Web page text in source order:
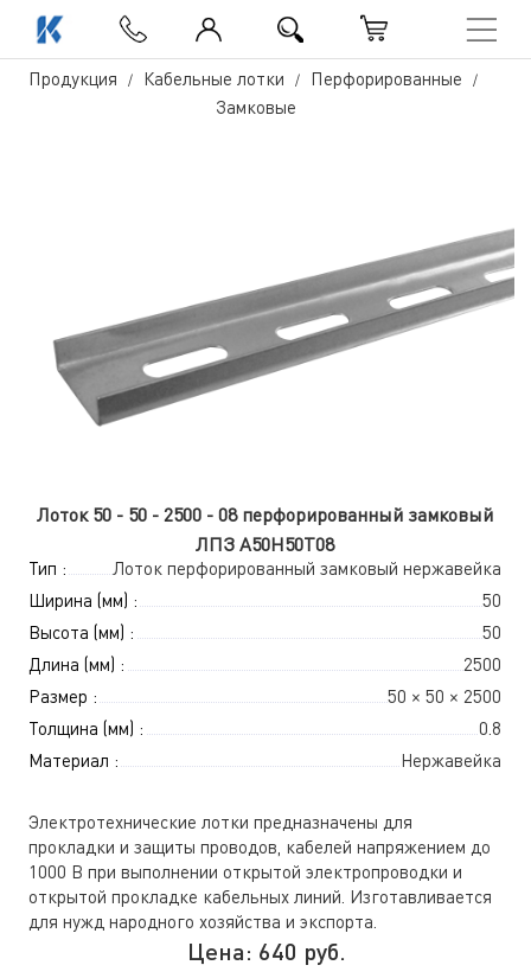
Продукция Кабельные лотки
Перфорированные
Замковые
Лоток 50 - 50 - 2500 - 08 перфорированный замковый
ЛПЗ A50Н50Т08
Тип :
Лоток перфорированный замковый нержавейка
Ширина (мм) :
50
Высота (мм) :
50
Длина (мм) :
2500
Размер :
50 × 50 × 2500
Толщина (мм) :
0.8
Материал :
Нержавейка
Электротехнические лотки предназначены для
прокладки и защиты проводов, кабелей напряжением до
1000 В при выполнении открытой электропроводки и
открытой прокладке кабельных линий. Изготавливается
для нужд народного хозяйства и экспорта.
Цена: 640 руб.